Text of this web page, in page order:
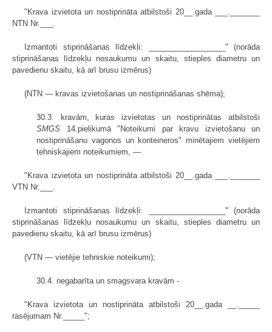
"Krava izvietota un nostiprināta atbilstoši 20__.gada ___._______
NTN Nr.___.
Izmantoti stiprināšanas līdzekļi: __________________" (norāda
stiprināšanas līdzekļu nosaukumu un skaitu, stieples diametru un
pavedienu skaitu, kā arī brusu izmērus)
(NTN — kravas izvietošanas un nostiprināšanas shēma);
30.3. kravām, kuras izvietotas un nostiprinātas atbilstoši
SMGS 14.pielikumā "Noteikumi par kravu izvietošanu un
nostiprināšanu vagonos un konteineros" minētajiem vietējiem
tehniskajiem noteikumiem, —
"Krava izvietota un nostiprināta atbilstoši 20__.gada ___._______
VTN Nr.___.
Izmantoti stiprināšanas līdzekļi: __________________" (norāda
stiprināšanas līdzekļu nosaukumu un skaitu, stieples diametru un
pavedienu skaitu, kā arī brusu izmērus)
(VTN — vietējie tehniskie noteikumi);
30.4. negabarīta un smagsvara kravām -
"Krava izvietota un nostiprināta atbilstoši 20__.gada __._____
rasējumam Nr._____";